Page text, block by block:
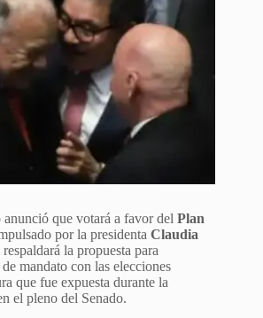
anunció que votará a favor del Plan
por la presidenta Claudia
la propuesta para
mandato con las elecciones
que fue expuesta durante la
el pleno del Senado.